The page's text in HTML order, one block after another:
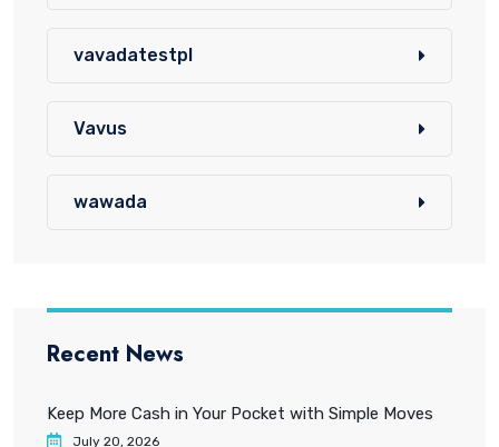
vavadatestpl
Vavus
wawada
Recent News
Keep More Cash in Your Pocket with Simple Moves
July 20, 2026